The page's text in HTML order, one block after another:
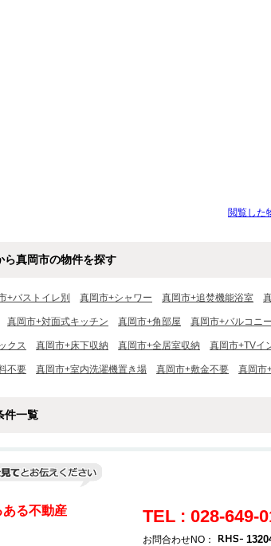
閲覧した
ら真岡市の物件を探す
+バストイレ別 真岡市+シャワー 真岡市+追焚機能浴室
真岡市+対面式キッチン 真岡市+角部屋 真岡市+バルコニー
クス 真岡市+床下収納 真岡市+全居室収納 真岡市+TVイ
不要 真岡市+室内洗濯機置き場 真岡市+敷金不要 真岡市
件一覧
る不動産 TEL : 028-649-
お問合わせNO：